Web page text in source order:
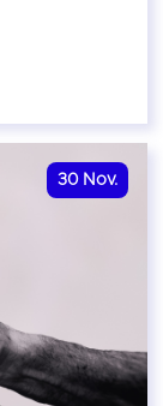
30 Nov.